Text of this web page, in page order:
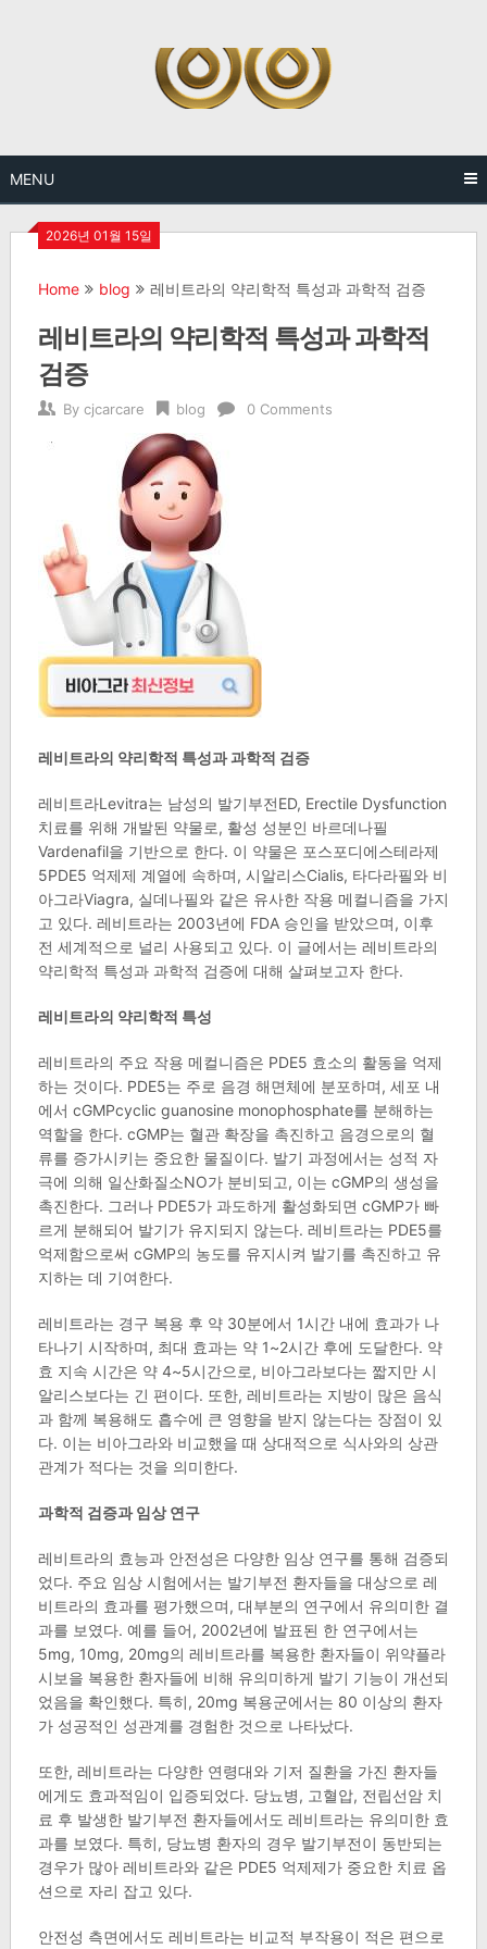
MENU
2026년 01월 15일
Home blog 레비트라의 약리학적 특성과 과학적 검증
레비트라의 약리학적 특성과 과학적
검증
By cjcarcare blog 0 Comments
레비트라의 약리학적 특성과 과학적 검증
레비트라Levitra는 남성의 발기부전ED, Erectile Dysfunction
치료를 위해 개발된 약물로, 활성 성분인 바르데나필
Vardenafil을 기반으로 한다. 이 약물은 포스포디에스테라제
5PDE5 억제제 계열에 속하며, 시알리스Cialis, 타다라필와 비
아그라Viagra, 실데나필와 같은 유사한 작용 메컬니즘을 가지
고 있다. 레비트라는 2003년에 FDA 승인을 받았으며, 이후
전 세계적으로 널리 사용되고 있다. 이 글에서는 레비트라의
약리학적 특성과 과학적 검증에 대해 살펴보고자 한다.
레비트라의 약리학적 특성
레비트라의 주요 작용 메컬니즘은 PDE5 효소의 활동을 억제
하는 것이다. PDE5는 주로 음경 해면체에 분포하며, 세포 내
에서 cGMPcyclic guanosine monophosphate를 분해하는
역할을 한다. cGMP는 혈관 확장을 촉진하고 음경으로의 혈
류를 증가시키는 중요한 물질이다. 발기 과정에서는 성적 자
극에 의해 일산화질소NO가 분비되고, 이는 cGMP의 생성을
촉진한다. 그러나 PDE5가 과도하게 활성화되면 cGMP가 빠
르게 분해되어 발기가 유지되지 않는다. 레비트라는 PDE5를
억제함으로써 cGMP의 농도를 유지시켜 발기를 촉진하고 유
지하는 데 기여한다.
레비트라는 경구 복용 후 약 30분에서 1시간 내에 효과가 나
타나기 시작하며, 최대 효과는 약 1~2시간 후에 도달한다. 약
효 지속 시간은 약 4~5시간으로, 비아그라보다는 짧지만 시
알리스보다는 긴 편이다. 또한, 레비트라는 지방이 많은 음식
과 함께 복용해도 흡수에 큰 영향을 받지 않는다는 장점이 있
다. 이는 비아그라와 비교했을 때 상대적으로 식사와의 상관
관계가 적다는 것을 의미한다.
과학적 검증과 임상 연구
레비트라의 효능과 안전성은 다양한 임상 연구를 통해 검증되
었다. 주요 임상 시험에서는 발기부전 환자들을 대상으로 레
비트라의 효과를 평가했으며, 대부분의 연구에서 유의미한 결
과를 보였다. 예를 들어, 2002년에 발표된 한 연구에서는
5mg, 10mg, 20mg의 레비트라를 복용한 환자들이 위약플라
시보을 복용한 환자들에 비해 유의미하게 발기 기능이 개선되
었음을 확인했다. 특히, 20mg 복용군에서는 80 이상의 환자
가 성공적인 성관계를 경험한 것으로 나타났다.
또한, 레비트라는 다양한 연령대와 기저 질환을 가진 환자들
에게도 효과적임이 입증되었다. 당뇨병, 고혈압, 전립선암 치
료 후 발생한 발기부전 환자들에서도 레비트라는 유의미한 효
과를 보였다. 특히, 당뇨병 환자의 경우 발기부전이 동반되는
경우가 많아 레비트라와 같은 PDE5 억제제가 중요한 치료 옵
션으로 자리 잡고 있다.
안전성 측면에서도 레비트라는 비교적 부작용이 적은 편으로